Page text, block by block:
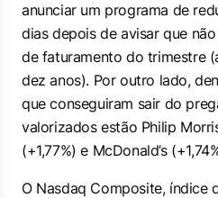
anunciar um programa de
dias depois de avisar que
de faturamento do trimestre
dez anos). Por outro lado,
que conseguiram sair do
valorizados estão Philip
(+1,77%) e McDonald’s
O Nasdaq Composite, índice